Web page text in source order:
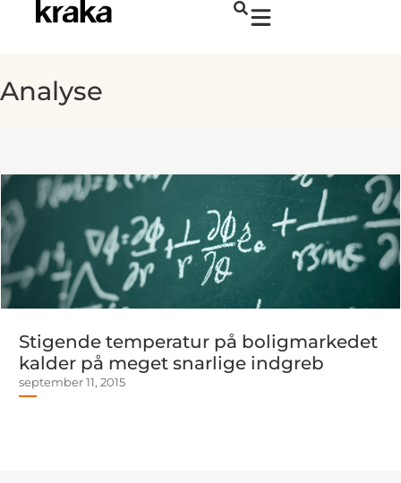
Analyse
Stigende temperatur på boligmarkedet
kalder på meget snarlige indgreb
september 11, 2015